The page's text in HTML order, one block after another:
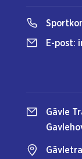
E-post:
Gävle